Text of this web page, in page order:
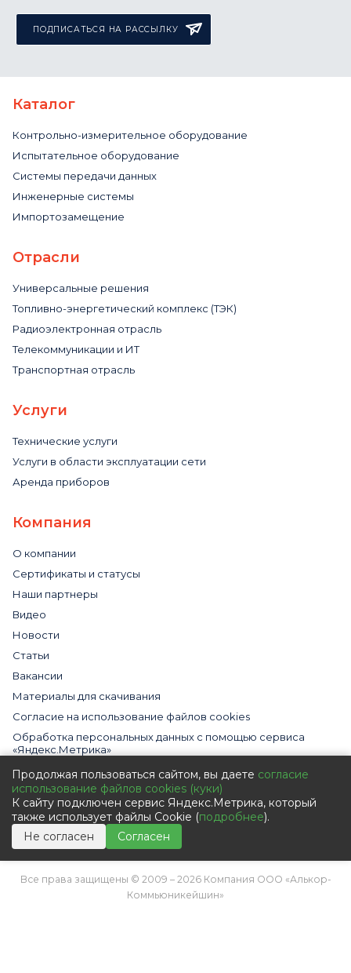
ПОДПИСАТЬСЯ НА РАССЫЛКУ
Каталог
Контрольно-измерительное оборудование
Испытательное оборудование
Системы передачи данных
Инженерные системы
Импортозамещение
Отрасли
Универсальные решения
Топливно-энергетический комплекс (ТЭК)
Радиоэлектронная отрасль
Телекоммуникации и ИТ
Транспортная отрасль
Услуги
Технические услуги
Услуги в области эксплуатации сети
Аренда приборов
Компания
О компании
Сертификаты и статусы
Наши партнеры
Видео
Новости
Статьи
Вакансии
Материалы для скачивания
Cогласие на использование файлов cookies
Обработка персональных данных с помощью сервиса
«Яндекс.Метрика»
Политика в отношении обработки персональных данных
Пользовательское соглашение
Согласие на обработку персональных данных
Все права защищены © 2009 – 2026 Компания ООО «Алькор-
Коммьюникейшин»
Продолжая пользоваться сайтом, вы даете согласие
использование файлов cookies (куки)
К сайту подключен сервис Яндекс.Метрика, который
также использует файлы Cookie (подробнее).
Не согласен
Согласен